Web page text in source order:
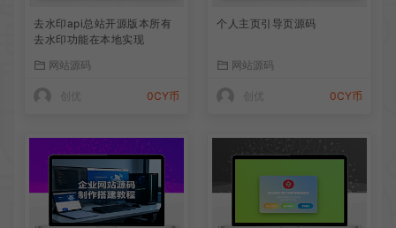
去水印api总站开源版本所有
去水印功能在本地实现
网站源码
0CY币
个人主页引导页源码
网站源码
0CY币